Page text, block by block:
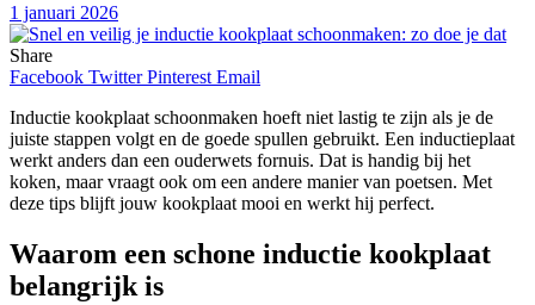
1 januari 2026
Share
Facebook Twitter Pinterest Email
Inductie kookplaat schoonmaken hoeft niet lastig te zijn als je de
juiste stappen volgt en de goede spullen gebruikt. Een inductieplaat
werkt anders dan een ouderwets fornuis. Dat is handig bij het
koken, maar vraagt ook om een andere manier van poetsen. Met
deze tips blijft jouw kookplaat mooi en werkt hij perfect.
Waarom een schone inductie kookplaat
belangrijk is